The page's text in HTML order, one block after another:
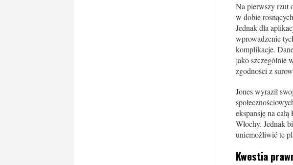
Na pierwszy rzut
w dobie
Jednak dla
wprowadzenie
komplikacje.
jako szczególnie
zgodności z
Jones wyraził
ekspansję na
Włochy. Jednak
uniemożliwić te
Kwestia